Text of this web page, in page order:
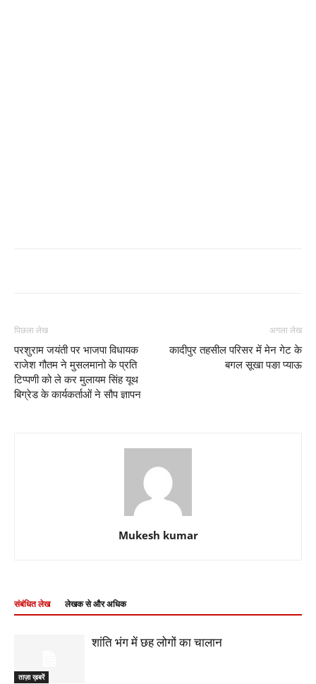
पिछला लेख
परशुराम जयंती पर भाजपा विधायक
राजेश गौतम ने मुसलमानो के प्रति
टिप्पणी को ले कर मुलायम सिंह यूथ
बिग्रेड के कार्यकर्ताओं ने सौप ज्ञापन
अगला लेख
कादीपुर तहसील परिसर में मेन गेट के
बगल सूखा पङा प्याऊ
Mukesh kumar
संबंधित लेख लेखक से और अधिक
ताज़ा ख़बरें
शांति भंग में छह लोगों का चालान